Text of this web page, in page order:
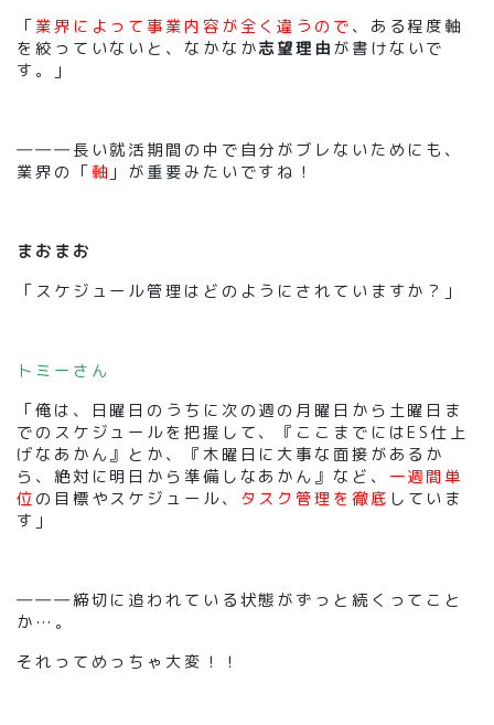
「業界によって事業内容が全く違うので 、ある程度軸
を絞っていないと、なかなか志望理由 が書けないで
す。」
―――長い就活期間の中で自分がブレないためにも、
業界の「 軸 」が重要みたいですね！
まおまお
「スケジュール管理はどのようにされていますか？」
トミーさん
「俺は、日曜日のうちに次の週の月曜日から土曜日ま
でのスケジュールを把握して、『ここまでにはES仕上
げなあかん』とか、『木曜日に大事な面接があるか
ら、絶対に明日から準備しなあかん』など、 一週間単
位 の目標やスケジュール、 タスク管理を徹底 していま
す」
―――締切に追われている状態がずっと続くってこと
か…。
それってめっちゃ大変！！